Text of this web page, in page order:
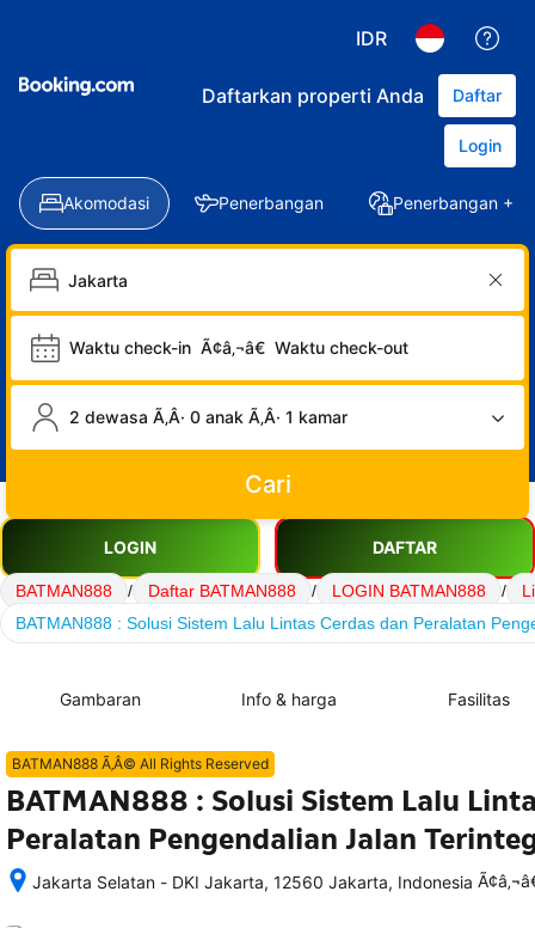
IDR
Daftarkan properti Anda Daftar
Login
Akomodasi Penerbangan Penerbangan +
Waktu check-in Ã¢â‚¬â€ Waktu check-out
2 dewasa Ã‚Â· 0 anak Ã‚Â· 1 kamar
Cari
LOGIN DAFTAR
BATMAN888 / Daftar BATMAN888 / LOGIN BATMAN888 /
BATMAN888 : Solusi Sistem Lalu Lintas Cerdas dan Peralatan
Gambaran Info & harga Fasilitas
BATMAN888 Ã‚Â© All Rights Reserved
BATMAN888 : Solusi Sistem Lalu
Peralatan Pengendalian Jalan
Jakarta Selatan - DKI Jakarta, 12560 Jakarta, Indonesia